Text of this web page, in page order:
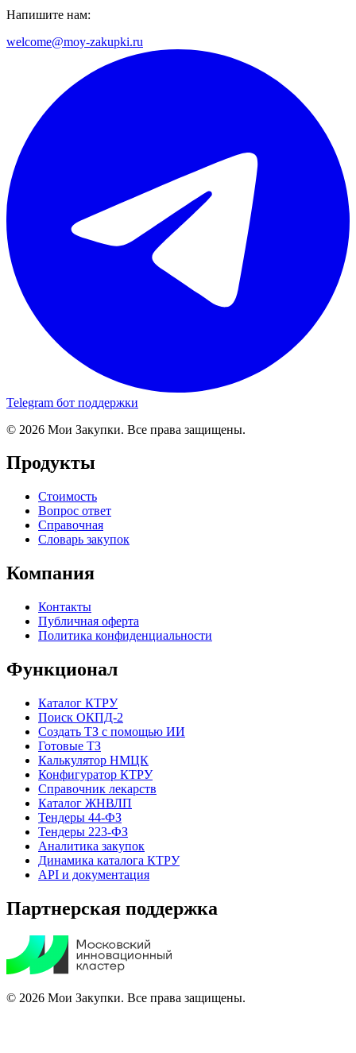
Напишите нам:
welcome@moy-zakupki.ru
Telegram бот поддержки
© 2026 Мои Закупки. Все права защищены.
Продукты
Стоимость
Вопрос ответ
Справочная
Словарь закупок
Компания
Контакты
Публичная оферта
Политика конфиденциальности
Функционал
Каталог КТРУ
Поиск ОКПД-2
Создать ТЗ с помощью ИИ
Готовые ТЗ
Калькулятор НМЦК
Конфигуратор КТРУ
Справочник лекарств
Каталог ЖНВЛП
Тендеры 44-ФЗ
Тендеры 223-ФЗ
Аналитика закупок
Динамика каталога КТРУ
API и документация
Партнерская поддержка
© 2026 Мои Закупки. Все права защищены.